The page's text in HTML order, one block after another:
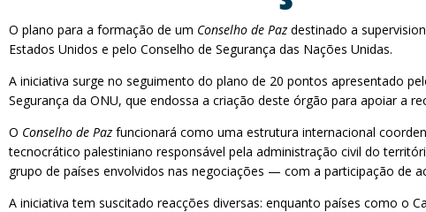
O plano para a formação de um Conselho de Paz destinado a
Estados Unidos e pelo Conselho de Segurança das Nações Unidas.
A iniciativa surge no seguimento do plano de 20 pontos apresentado
Segurança da ONU, que endossa a criação deste órgão para apoiar a
O Conselho de Paz funcionará como uma estrutura internacional
tecnocrático palestiniano responsável pela administração civil do
grupo de países envolvidos nas negociações — com a participação de
A iniciativa tem suscitado reacções diversas: enquanto países como o